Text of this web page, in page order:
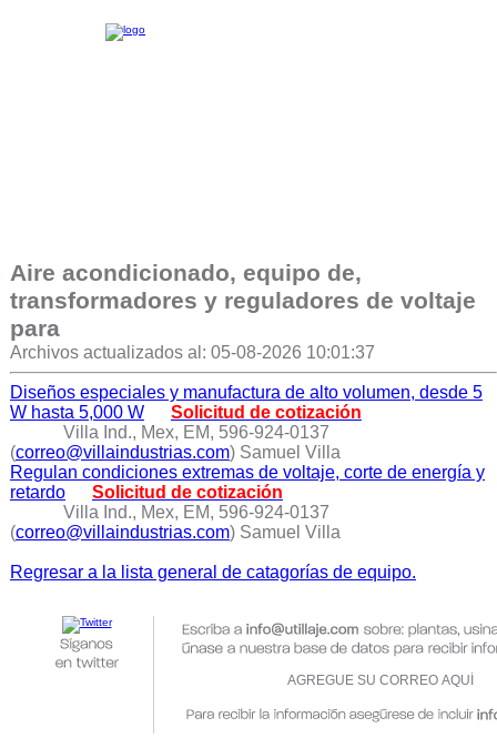
Aire acondicionado, equipo de,
transformadores y reguladores de voltaje
para
Archivos actualizados al: 05-08-2026 10:01:37
Diseños especiales y manufactura de alto volumen, desde 5
W hasta 5,000 W
Solicitud de cotización
Villa Ind., Mex, EM, 596-924-0137
(correo@villaindustrias.com) Samuel Villa
Regulan condiciones extremas de voltaje, corte de energía y
retardo
Solicitud de cotización
Villa Ind., Mex, EM, 596-924-0137
(correo@villaindustrias.com) Samuel Villa
Regresar a la lista general de catagorías de equipo.